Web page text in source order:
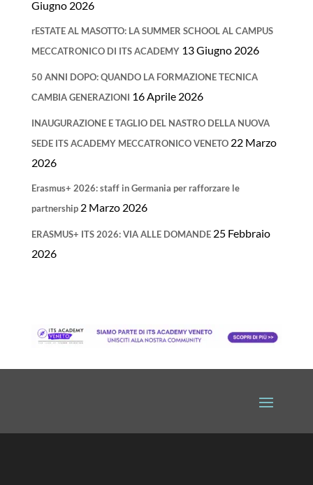
Giugno 2026
rESTATE AL MASOTTO: LA SUMMER SCHOOL AL CAMPUS
MECCATRONICO DI ITS ACADEMY 13 Giugno 2026
50 ANNI DOPO: QUANDO LA FORMAZIONE TECNICA
CAMBIA GENERAZIONI 16 Aprile 2026
INAUGURAZIONE E TAGLIO DEL NASTRO DELLA NUOVA
SEDE ITS ACADEMY MECCATRONICO VENETO 22 Marzo
2026
Erasmus+ 2026: staff in Germania per rafforzare le
partnership 2 Marzo 2026
ERASMUS+ ITS 2026: VIA ALLE DOMANDE 25 Febbraio
2026